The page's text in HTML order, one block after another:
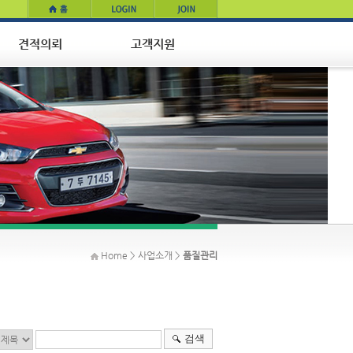
Home > 사업소개 > 품질관리
검색